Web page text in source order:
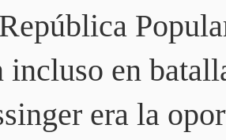
incluso en
era la